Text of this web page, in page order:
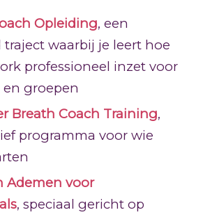
Opleiding, een
waarbij je leert hoe
professioneel inzet voor
groepen
Breath Coach Training,
programma voor wie
Ademen voor
, speciaal gericht op